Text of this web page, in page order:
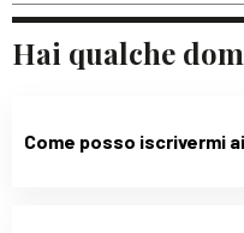
Hai qualche
Come posso iscrivermi